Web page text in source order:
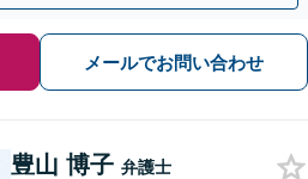
メールでお問い合わせ
豊山 博子 弁護士